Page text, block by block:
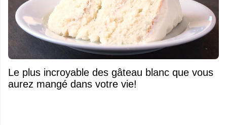
Le plus incroyable des gâteau blanc que vous
aurez mangé dans votre vie!